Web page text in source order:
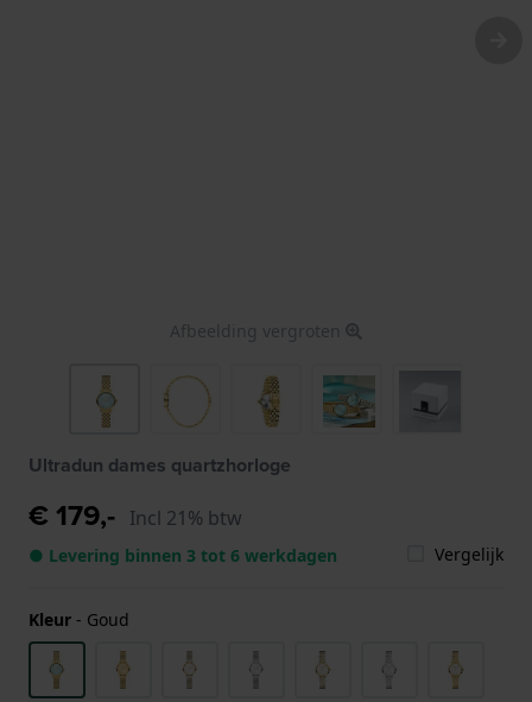
Afbeelding vergroten
Ultradun dames quartzhorloge
€ 179,- Incl 21% btw
● Levering binnen 3 tot 6 werkdagen Vergelijk
Kleur - Goud